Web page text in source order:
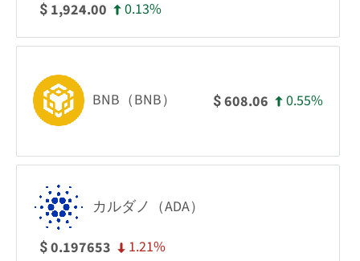
$ 1,924.00 0.13%
BNB（BNB） $608.06 0.55%
カルダノ（ADA）
$0.197653 1.21%